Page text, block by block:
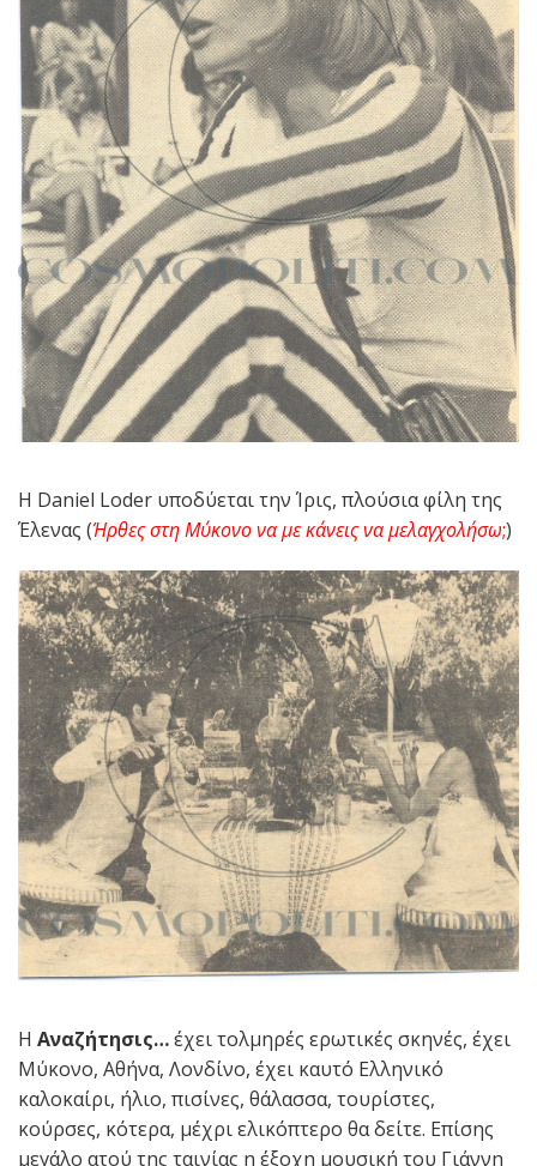
H Daniel Loder υποδύεται την Ίρις, πλούσια φίλη της
Έλενας (Ήρθες στη Μύκονο να με κάνεις να μελαγχολήσω;)
Η Αναζήτησις…έχει τολμηρές ερωτικές σκηνές, έχει
Μύκονο, Αθήνα, Λονδίνο, έχει καυτό Ελληνικό
καλοκαίρι, ήλιο, πισίνες, θάλασσα, τουρίστες,
κούρσες, κότερα, μέχρι ελικόπτερο θα δείτε. Επίσης
μεγάλο ατού της ταινίας η έξοχη μουσική του Γιάννη